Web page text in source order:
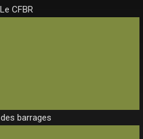
Le CFBR
barrages